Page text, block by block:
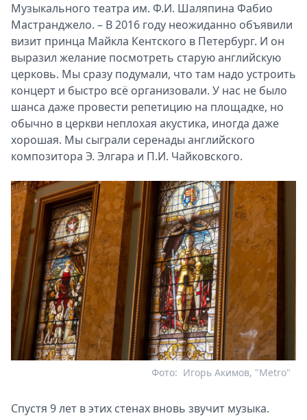
Музыкального театра им. Ф.И. Шаляпина Фабио
Мастранджело. – В 2016 году неожиданно объявили
визит принца Майкла Кентского в Петербург. И он
выразил желание посмотреть старую английскую
церковь. Мы сразу подумали, что там надо устроить
концерт и быстро всё организовали. У нас не было
шанса даже провести репетицию на площадке, но
обычно в церкви неплохая акустика, иногда даже
хорошая. Мы сыграли серенады английского
композитора Э. Элгара и П.И. Чайковского.
Игорь Акимов, "Metro"
Фото:
Спустя 9 лет в этих стенах вновь звучит музыка.